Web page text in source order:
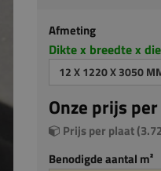
Afmeting
Dikte x breedte x
12 X 1220 X 3050
Onze prijs per
Prijs per plaat
Benodigde aantal m²